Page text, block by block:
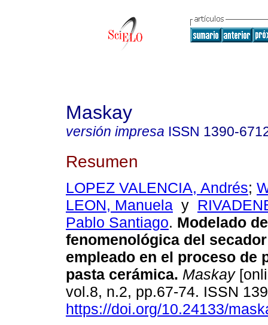
Maskay
versión impresa ISSN 1390-
Resumen
LOPEZ VALENCIA, Andrés;
LEON, Manuela y
Pablo Santiago. Modelado
fenomenológica del secador
empleado en el proceso de
pasta cerámica. Maskay
vol.8, n.2, pp.67-74. ISSN
https://doi.org/10.24133/